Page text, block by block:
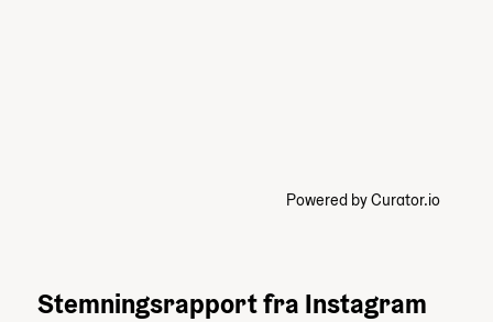
Powered by Curator.io
Stemningsrapport fra Instagram